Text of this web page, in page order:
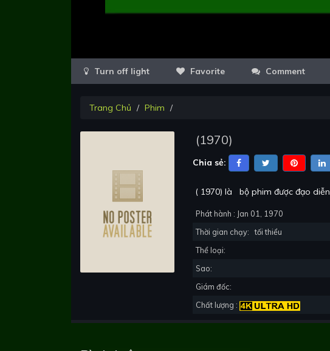
Favorite Comment
Trang Chủ Phim
(1970)
Chia sẻ:
( 1970) là bộ phim được đạo diễn
Phát hành : Jan 01, 1970
Thời gian chạy: tối thiểu
Thể loại:
Sao:
Giám đốc:
Chất lượng :